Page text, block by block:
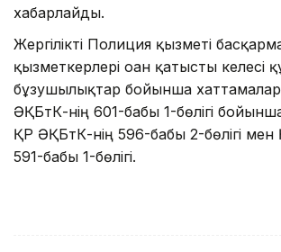
хабарлайды.
Жергілікті Полиция қызметі
қызметкерлері оған қатысты келесі
бұзушылықтар бойынша
ӘҚБтК-нің 601-бабы 1-бөлігі
ҚР ӘҚБтК-нің 596-бабы 2-бөлігі
591-бабы 1-бөлігі.